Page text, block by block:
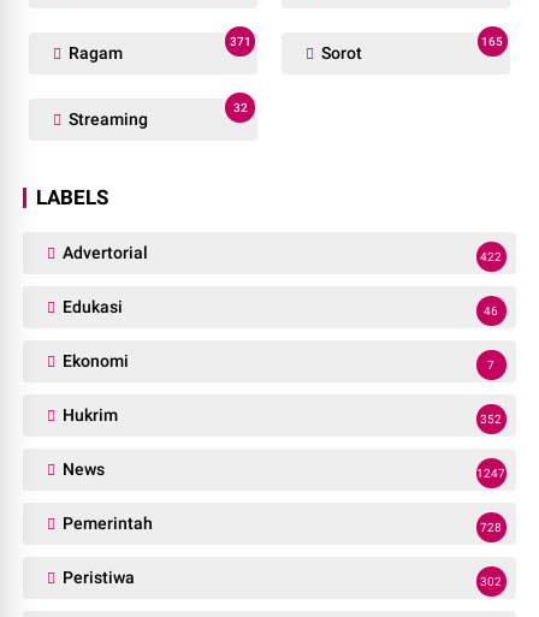
Ragam
371
Sorot
165
Streaming
32
LABELS
Advertorial 422
Edukasi 46
Ekonomi 7
Hukrim 352
News 1247
Pemerintah 728
Peristiwa 302